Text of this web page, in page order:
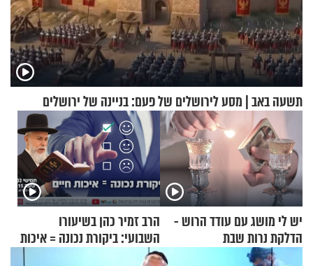
תשעה באב | מסע לירושלים של פעם: בניינה של ירושלים
יש לי מושג עם עודד הרוש -
הדלקת נרות שבת
הרב זמיר כהן בשיעורו
השבועי: ביקורת נכונה = איכות
חיים